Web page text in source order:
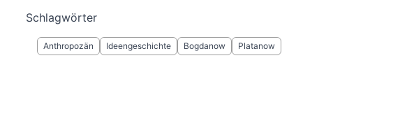
Schlagwörter
Anthropozän Ideengeschichte Bogdanow Platanow